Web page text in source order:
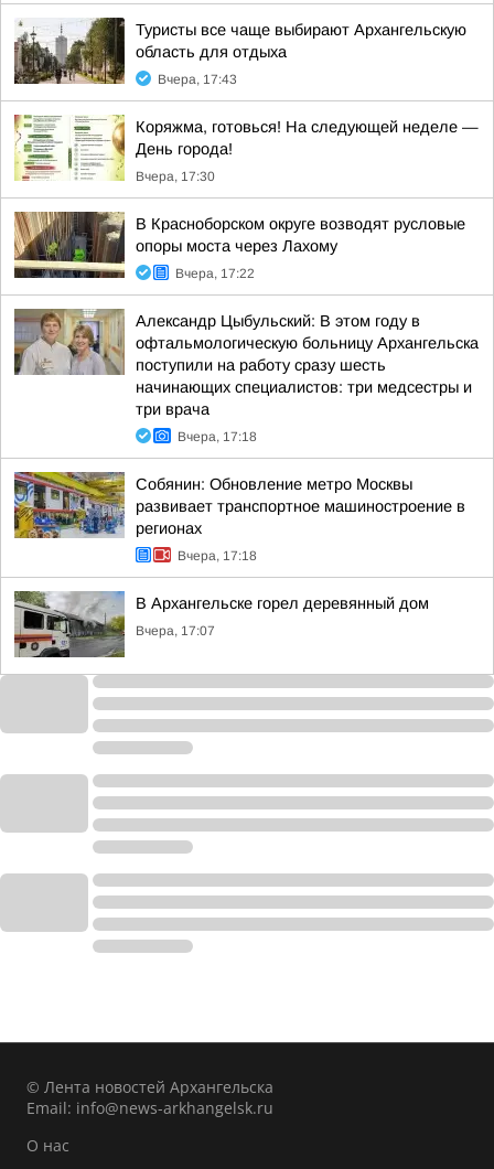
Туристы все чаще выбирают Архангельскую
область для отдыха
Вчера, 17:43
Коряжма, готовься! На следующей неделе —
День города!
Вчера, 17:30
В Красноборском округе возводят русловые
опоры моста через Лахому
Вчера, 17:22
Александр Цыбульский: В этом году в
офтальмологическую больницу Архангельска
поступили на работу сразу шесть
начинающих специалистов: три медсестры и
три врача
Вчера, 17:18
Собянин: Обновление метро Москвы
развивает транспортное машиностроение в
регионах
Вчера, 17:18
В Архангельске горел деревянный дом
Вчера, 17:07
© Лента новостей Архангельска
Email: info@news-arkhangelsk.ru
О нас